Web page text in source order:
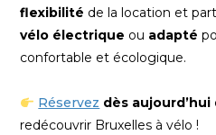
flexibilité de la location et
vélo électrique ou adapté
confortable et écologique.
Réservez dès aujourd’hui
redécouvrir Bruxelles à vélo !